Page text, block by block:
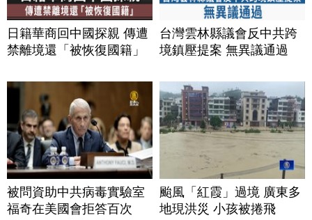
日籍華商回中國探親 傳遭
禁離境還「被恢復國籍」
台灣雲林縣議會反中共跨
境鎮壓提案 無異議通過
被問資助中共病毒實驗室
福奇在美國會拒答百次
颱風「紅霞」過境 廣東多
地現洪災 小孩被捲飛